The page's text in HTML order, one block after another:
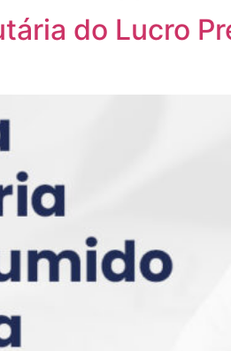
do Lucro